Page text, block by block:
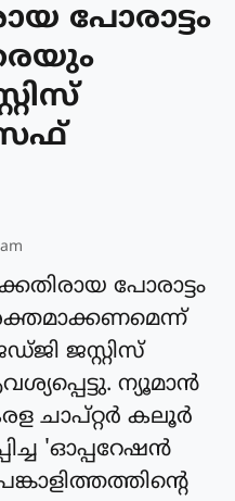
പോരാട്ടം
പോരാട്ടം
ജസ്റ്റിസ്
ന്യൂമാൻ
ചാപ്റ്റർ കലൂർ
'ഓപ്പറേഷൻ